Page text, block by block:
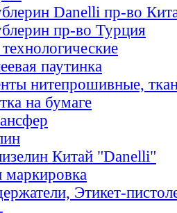
Danelli пр-во
пр-во Турция
паутинка
нитепрошивные,
на бумаге
Китай "Danelli"
маркировка
Этикет-